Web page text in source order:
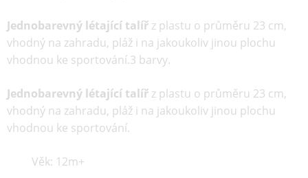
Jednobarevný létající talíř z plastu o průměru 23 cm,
vhodný na zahradu, pláž i na jakoukoliv jinou plochu
vhodnou ke sportování.3 barvy.
Jednobarevný létající talíř z plastu o průměru 23 cm,
vhodný na zahradu, pláž i na jakoukoliv jinou plochu
vhodnou ke sportování.
Věk: 12m+